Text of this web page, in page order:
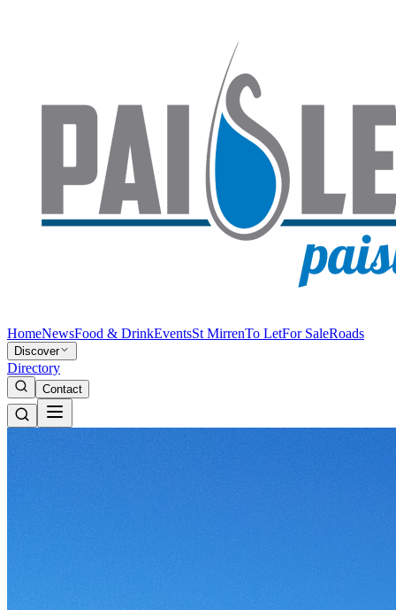
HomeNewsFood & DrinkEventsSt MirrenTo LetFor SaleRoads
Discover
Directory
Contact